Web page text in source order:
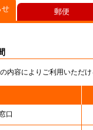
せ
内容によりご利用いただけ
口
郵便